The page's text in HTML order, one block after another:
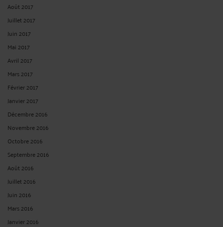
Août 2017
Juillet 2017
Juin 2017
Mai 2017
Avril 2017
Mars 2017
Février 2017
Janvier 2017
Décembre 2016
Novembre 2016
Octobre 2016
Septembre 2016
Août 2016
Juillet 2016
Juin 2016
Mars 2016
Janvier 2016